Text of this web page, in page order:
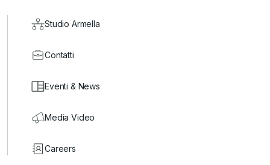
Studio Armella
Contatti
Eventi & News
Media Video
Careers